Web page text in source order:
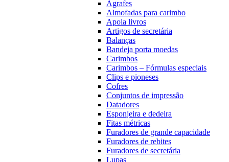
Agrafes
Almofadas para carimbo
Apoia livros
Artigos de secretária
Balanças
Bandeja porta moedas
Carimbos
Carimbos – Fórmulas especiais
Clips e pioneses
Cofres
Conjuntos de impressão
Datadores
Esponjeira e dedeira
Fitas métricas
Furadores de grande capacidade
Furadores de rebites
Furadores de secretária
Lupas